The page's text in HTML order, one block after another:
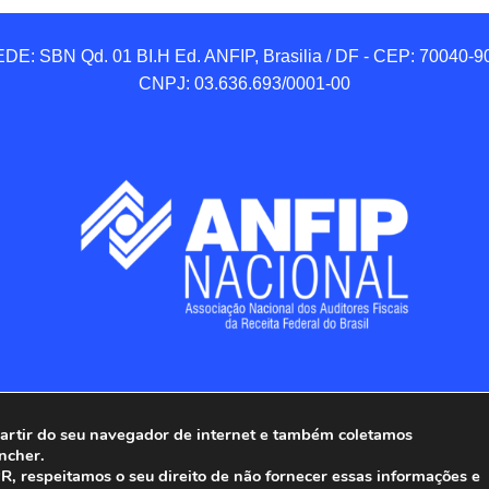
SBN Qd. 01 BI.H Ed. ANFIP, Brasilia / DF - CEP: 70040-
CNPJ: 03.636.693/0001-00
Nacional dos Auditores Fiscais da Receita Federal
do seu navegador de internet e também coletamos
respeitamos o seu direito de não fornecer essas informações e